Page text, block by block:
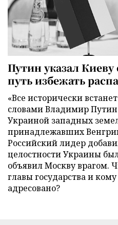
Путин указал
путь избежать
«Все исторически
словами Владимир Путин
Украиной западных
принадлежавших
Российский лидер
целостности Украины
объявил Москву врагом.
главы государства и
адресовано?